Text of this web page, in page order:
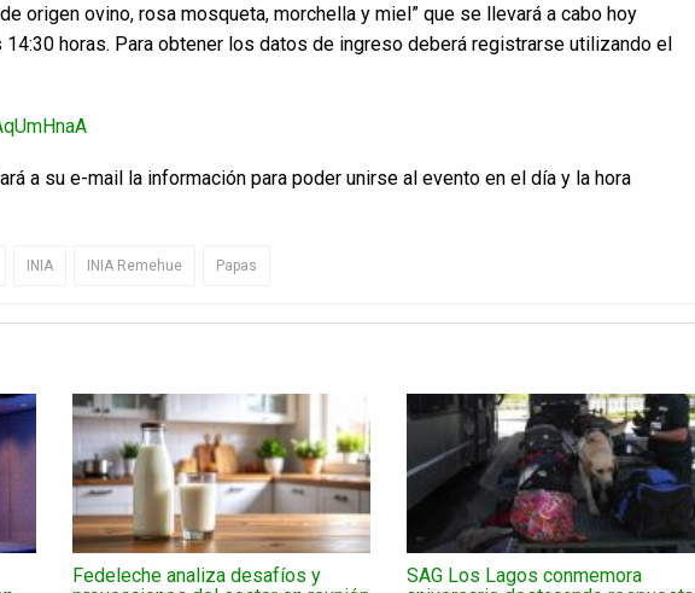
origen ovino, rosa mosqueta, morchella y miel” que se llevará a cabo hoy
horas. Para obtener los datos de ingreso deberá registrarse utilizando el
a su e-mail la información para poder unirse al evento en el día y la hora
INIA INIA Remehue Papas
Fedeleche analiza desafíos y
SAG Los Lagos conmemora